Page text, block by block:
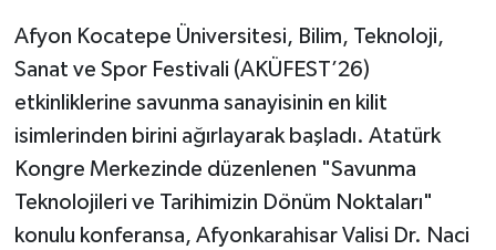
Afyon Kocatepe Üniversitesi, Bilim, Teknoloji,
Sanat ve Spor Festivali (AKÜFEST’26)
etkinliklerine savunma sanayisinin en kilit
isimlerinden birini ağırlayarak başladı. Atatürk
Kongre Merkezinde düzenlenen "Savunma
Teknolojileri ve Tarihimizin Dönüm Noktaları"
konulu konferansa, Afyonkarahisar Valisi Dr. Naci